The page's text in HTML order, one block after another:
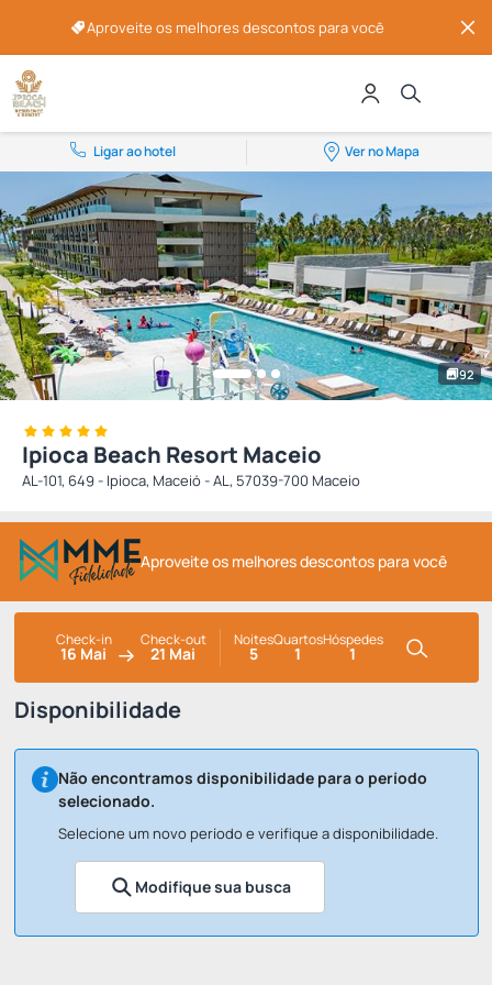
Aproveite os melhores descontos para você
Ligar ao hotel Ver no Mapa
92
Ipioca Beach Resort Maceio
AL-101, 649 - Ipioca, Maceió - AL, 57039-700 Maceio
Aproveite os melhores descontos para você
Check-in
16 Mai
Check-out
21 Mai
Noites
5
Quartos
1
Hóspedes
1
Disponibilidade
Não encontramos disponibilidade para o período
selecionado.
Selecione um novo período e verifique a disponibilidade.
Modifique sua busca